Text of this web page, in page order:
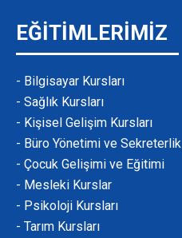
EĞİTİMLERİMİZ
- Bilgisayar Kursları
- Sağlık Kursları
- Kişisel Gelişim Kursları
- Büro Yönetimi ve Sekreterlik
- Çocuk Gelişimi ve Eğitimi
- Mesleki Kurslar
- Psikoloji Kursları
- Tarım Kursları